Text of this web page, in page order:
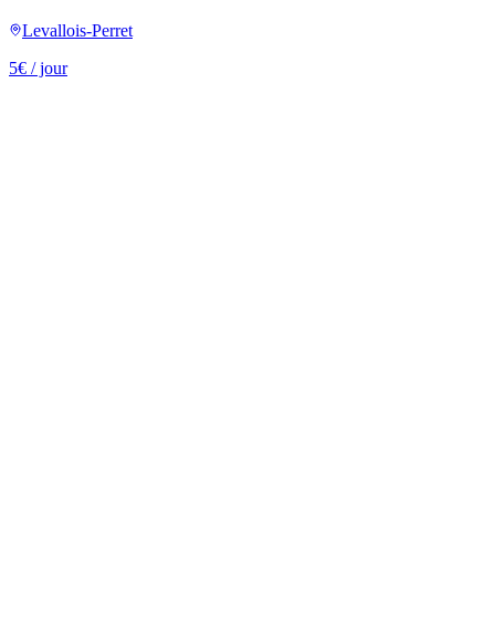
Levallois-Perret
5€ / jour